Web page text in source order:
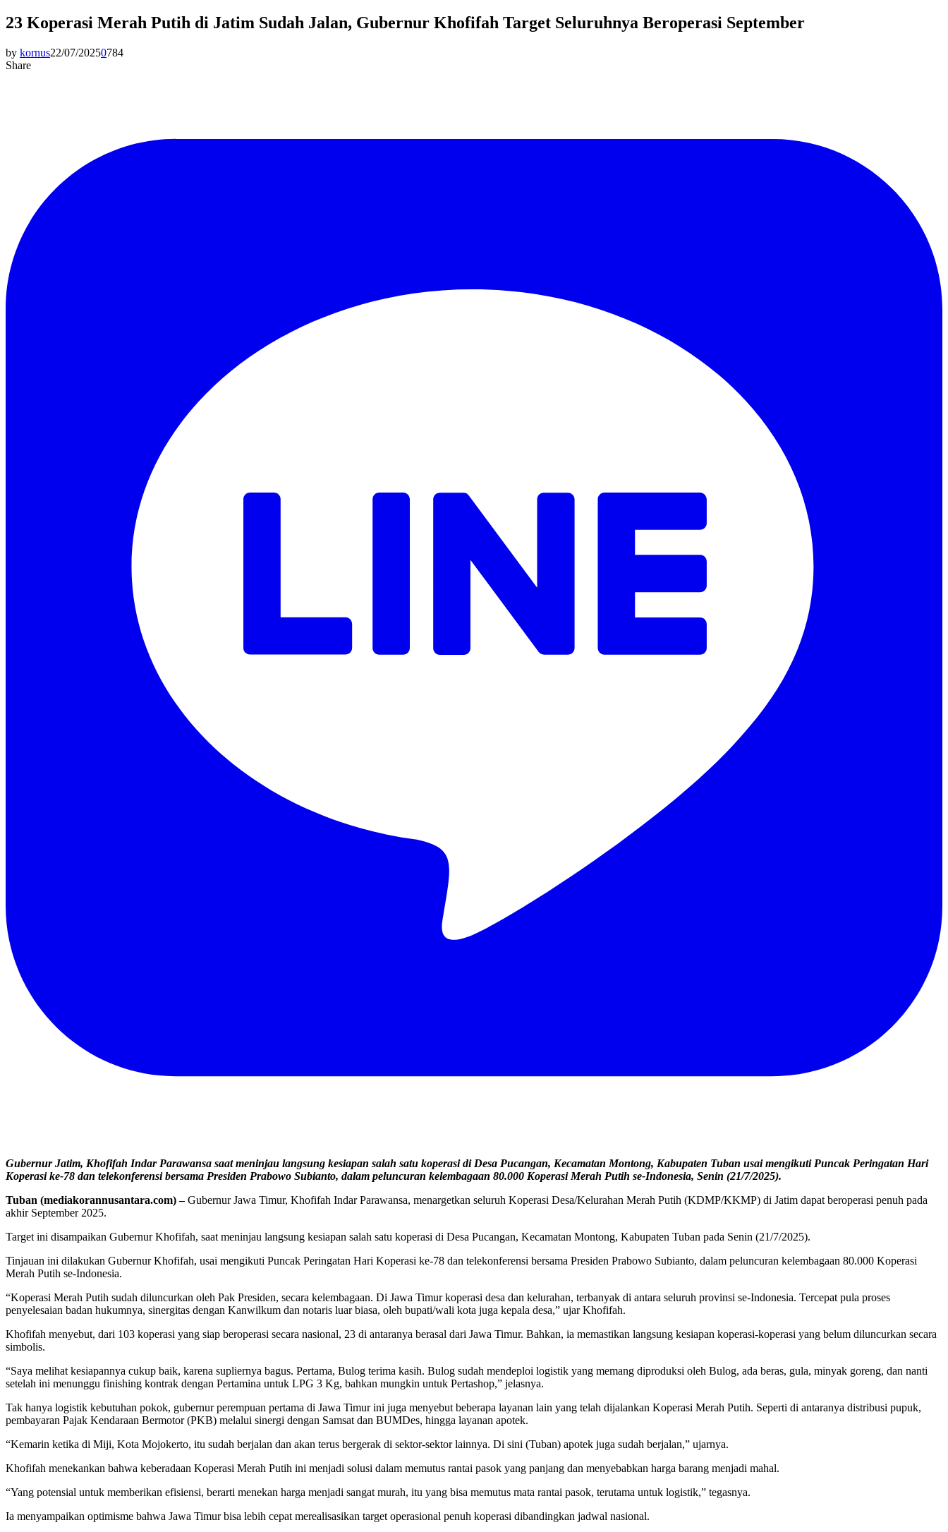
23 Koperasi Merah Putih di Jatim Sudah Jalan, Gubernur Khofifah Target Seluruhnya Beroperasi September
by kornus22/07/20250784
Share
Gubernur Jatim, Khofifah Indar Parawansa saat meninjau langsung kesiapan salah satu koperasi di Desa Pucangan, Kecamatan Montong, Kabupaten Tuban usai mengikuti Puncak Peringatan Hari
Koperasi ke-78 dan telekonferensi bersama Presiden Prabowo Subianto, dalam peluncuran kelembagaan 80.000 Koperasi Merah Putih se-Indonesia, Senin (21/7/2025).
Tuban (mediakorannusantara.com) –Gubernur Jawa Timur, Khofifah Indar Parawansa, menargetkan seluruh Koperasi Desa/Kelurahan Merah Putih (KDMP/KKMP) di Jatim dapat beroperasi penuh pada
akhir September 2025.
Target ini disampaikan Gubernur Khofifah, saat meninjau langsung kesiapan salah satu koperasi di Desa Pucangan, Kecamatan Montong, Kabupaten Tuban pada Senin (21/7/2025).
Tinjauan ini dilakukan Gubernur Khofifah, usai mengikuti Puncak Peringatan Hari Koperasi ke-78 dan telekonferensi bersama Presiden Prabowo Subianto, dalam peluncuran kelembagaan 80.000 Koperasi
Merah Putih se-Indonesia.
“Koperasi Merah Putih sudah diluncurkan oleh Pak Presiden, secara kelembagaan. Di Jawa Timur koperasi desa dan kelurahan, terbanyak di antara seluruh provinsi se-Indonesia. Tercepat pula proses
penyelesaian badan hukumnya, sinergitas dengan Kanwilkum dan notaris luar biasa, oleh bupati/wali kota juga kepala desa,” ujar Khofifah.
Khofifah menyebut, dari 103 koperasi yang siap beroperasi secara nasional, 23 di antaranya berasal dari Jawa Timur. Bahkan, ia memastikan langsung kesiapan koperasi-koperasi yang belum diluncurkan secara
simbolis.
“Saya melihat kesiapannya cukup baik, karena supliernya bagus. Pertama, Bulog terima kasih. Bulog sudah mendeploi logistik yang memang diproduksi oleh Bulog, ada beras, gula, minyak goreng, dan nanti
setelah ini menunggu finishing kontrak dengan Pertamina untuk LPG 3 Kg, bahkan mungkin untuk Pertashop,” jelasnya.
Tak hanya logistik kebutuhan pokok, gubernur perempuan pertama di Jawa Timur ini juga menyebut beberapa layanan lain yang telah dijalankan Koperasi Merah Putih. Seperti di antaranya distribusi pupuk,
pembayaran Pajak Kendaraan Bermotor (PKB) melalui sinergi dengan Samsat dan BUMDes, hingga layanan apotek.
“Kemarin ketika di Miji, Kota Mojokerto, itu sudah berjalan dan akan terus bergerak di sektor-sektor lainnya. Di sini (Tuban) apotek juga sudah berjalan,” ujarnya.
Khofifah menekankan bahwa keberadaan Koperasi Merah Putih ini menjadi solusi dalam memutus rantai pasok yang panjang dan menyebabkan harga barang menjadi mahal.
“Yang potensial untuk memberikan efisiensi, berarti menekan harga menjadi sangat murah, itu yang bisa memutus mata rantai pasok, terutama untuk logistik,” tegasnya.
Ia menyampaikan optimisme bahwa Jawa Timur bisa lebih cepat merealisasikan target operasional penuh koperasi dibandingkan jadwal nasional.